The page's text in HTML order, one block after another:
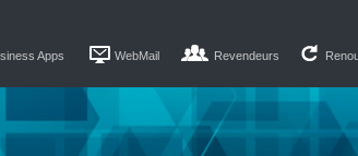
Apps WebMail Revendeurs